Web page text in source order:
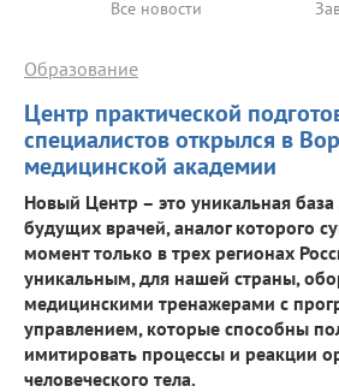
Все новости
Центр практической
специалистов открылся в
медицинской академии
Образование
Новый Центр – это уникальная база
будущих врачей, аналог которого
момент только в трех регионах
уникальным, для нашей страны,
медицинскими тренажерами с
управлением, которые способны
имитировать процессы и реакции
человеческого тела.